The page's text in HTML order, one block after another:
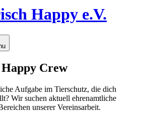
Happy e.V.
Crew
Aufgabe im Tierschutz, die dich
Wir suchen aktuell ehrenamtliche
unserer Vereinsarbeit.